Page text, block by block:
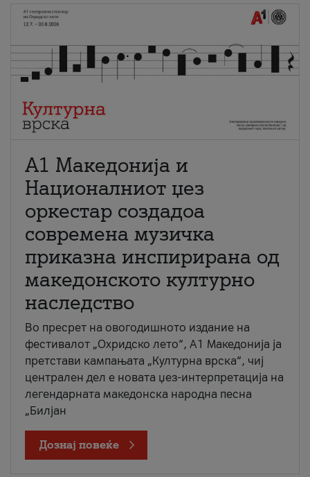
А1 Македонија и
Националниот џез
оркестар создадоа
современа музичка
приказна инспирирана од
македонското културно
наследство
Во пресрет на овогодишното издание на
фестивалот „Охридско лето“, А1 Македонија ја
претстави кампањата „Културна врска“, чиј
централен дел е новата џез-интерпретација на
легендарната македонска народна песна
„Билјан
Дознај повеќе